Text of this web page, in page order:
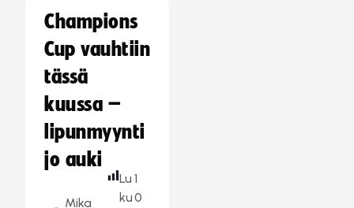
Champions
Cup vauhtiin
tässä
kuussa –
lipunmyynti
jo auki
Mika
Lu
ku
1
0